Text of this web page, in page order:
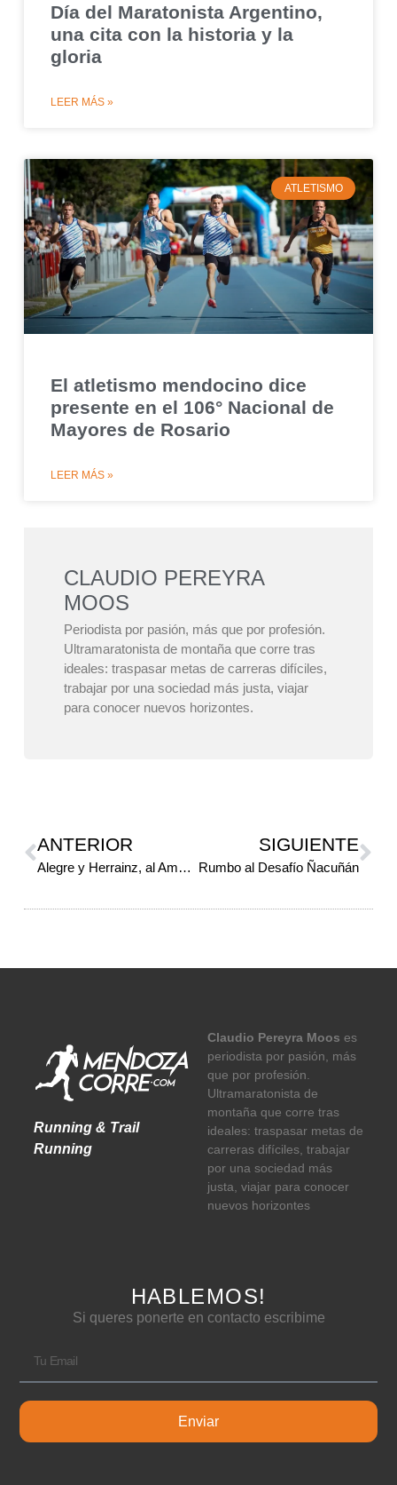
Día del Maratonista Argentino,
una cita con la historia y la
gloria
LEER MÁS »
ATLETISMO
El atletismo mendocino dice
presente en el 106° Nacional de
Mayores de Rosario
LEER MÁS »
CLAUDIO PEREYRA
MOOS
Periodista por pasión, más que por profesión.
Ultramaratonista de montaña que corre tras
ideales: traspasar metas de carreras difíciles,
trabajar por una sociedad más justa, viajar
para conocer nuevos horizontes.
ANTERIOR
Alegre y Herrainz, al Americano de Ultramaratón
SIGUIENTE
Rumbo al Desafío Ñacuñán
Running & Trail
Running
Claudio Pereyra Moos es
periodista por pasión, más
que por profesión.
Ultramaratonista de
montaña que corre tras
ideales: traspasar metas de
carreras difíciles, trabajar
por una sociedad más
justa, viajar para conocer
nuevos horizontes
HABLEMOS!
Si queres ponerte en contacto escribime
Enviar